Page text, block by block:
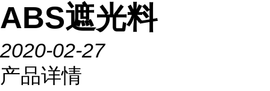
ABS遮光料
2020-02-27
产品详情